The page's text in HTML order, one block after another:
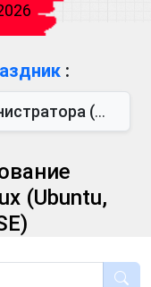
:
пятница июля)
(Ubuntu,